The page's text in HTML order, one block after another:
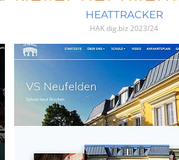
HEATTRACKER
HAK dig.biz 2023/24